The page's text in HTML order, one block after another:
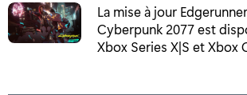
La mise à jour
Cyberpunk 2077 est
Xbox Series X|S et Xbox